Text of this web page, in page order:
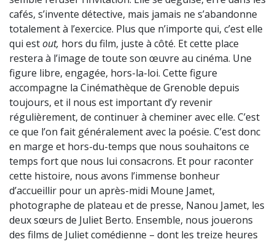
cafés, s’invente détective, mais jamais ne s’abandonne
totalement à l’exercice. Plus que n’importe qui, c’est elle
qui estout, hors du film, juste à côté. Et cette place
restera à l’image de toute son œuvre au cinéma. Une
figure libre, engagée, hors-la-loi. Cette figure
accompagne la Cinémathèque de Grenoble depuis
toujours, et il nous est important d’y revenir
régulièrement, de continuer à cheminer avec elle. C’est
ce que l’on fait généralement avec la poésie. C’est donc
en marge et hors-du-temps que nous souhaitons ce
temps fort que nous lui consacrons. Et pour raconter
cette histoire, nous avons l’immense bonheur
d’accueillir pour un après-midi Moune Jamet,
photographe de plateau et de presse, Nanou Jamet, les
deux sœurs de Juliet Berto. Ensemble, nous jouerons
des films de Juliet comédienne – dont les treize heures